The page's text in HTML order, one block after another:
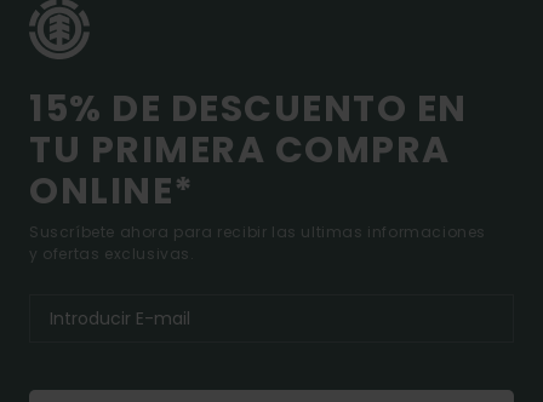
15% DE DESCUENTO EN
TU PRIMERA COMPRA
ONLINE*
Suscríbete ahora para recibir las ultimas informaciones
y ofertas exclusivas.